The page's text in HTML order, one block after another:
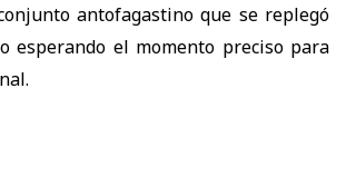
antofagastino que se replegó
esperando el momento preciso para